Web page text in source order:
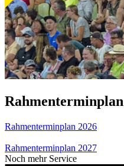
Rahmenterminplan
Rahmenterminplan 2026
Rahmenterminplan 2027
Noch mehr Service